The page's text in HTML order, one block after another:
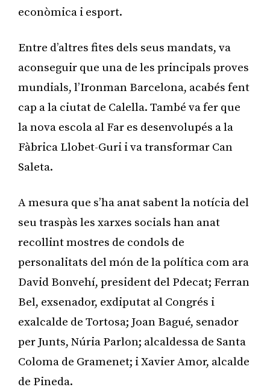
econòmica i esport.
Entre d’altres fites dels seus mandats, va
aconseguir que una de les principals proves
mundials, l’Ironman Barcelona, acabés fent
cap a la ciutat de Calella. També va fer que
la nova escola al Far es desenvolupés a la
Fàbrica Llobet-Guri i va transformar Can
Saleta.
A mesura que s’ha anat sabent la notícia del
seu traspàs les xarxes socials han anat
recollint mostres de condols de
personalitats del món de la política com ara
David Bonvehí, president del Pdecat; Ferran
Bel, exsenador, exdiputat al Congrés i
exalcalde de Tortosa; Joan Bagué, senador
per Junts, Núria Parlon; alcaldessa de Santa
Coloma de Gramenet; i Xavier Amor, alcalde
de Pineda.